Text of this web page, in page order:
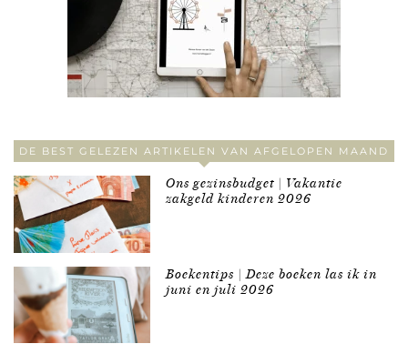
DE BEST GELEZEN ARTIKELEN VAN AFGELOPEN MAAND
Ons gezinsbudget | Vakantie
zakgeld kinderen 2026
Boekentips | Deze boeken las ik in
juni en juli 2026